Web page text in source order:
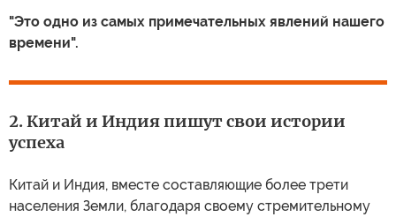
"Это одно из самых примечательных явлений нашего
времени".
2. Китай и Индия пишут свои истории
успеха
Китай и Индия, вместе составляющие более трети
населения Земли, благодаря своему стремительному